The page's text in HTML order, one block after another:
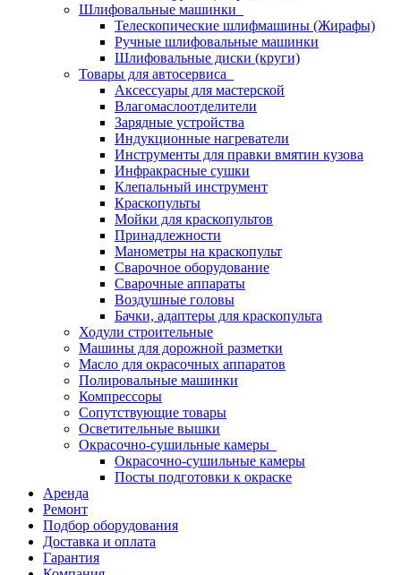
Шлифовальные машинки
Телескопические шлифмашины (Жирафы)
Ручные шлифовальные машинки
Шлифовальные диски (круги)
Товары для автосервиса
Аксессуары для мастерской
Влагомаслоотделители
Зарядные устройства
Индукционные нагреватели
Инструменты для правки вмятин кузова
Инфракрасные сушки
Клепальный инструмент
Краскопульты
Мойки для краскопультов
Принадлежности
Манометры на краскопульт
Сварочное оборудование
Сварочные аппараты
Воздушные головы
Бачки, адаптеры для краскопульта
Ходули строительные
Машины для дорожной разметки
Масло для окрасочных аппаратов
Полировальные машинки
Компрессоры
Сопутствующие товары
Осветительные вышки
Окрасочно-сушильные камеры
Окрасочно-сушильные камеры
Посты подготовки к окраске
Аренда
Ремонт
Подбор оборудования
Доставка и оплата
Гарантия